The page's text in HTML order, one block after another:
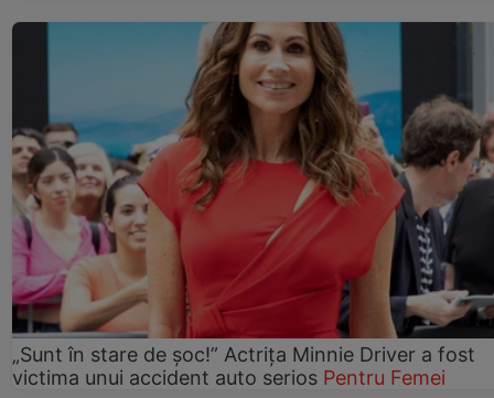
„Sunt în stare de șoc!” Actrița Minnie Driver a fost
victima unui accident auto serios Pentru Femei